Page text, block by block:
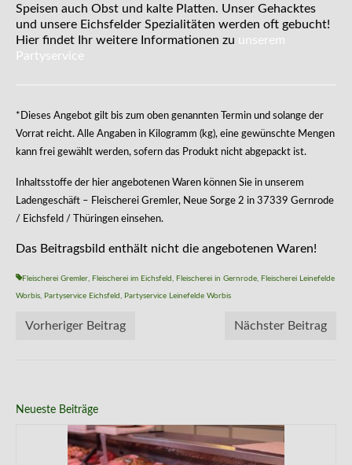
Speisen auch Obst und kalte Platten. Unser Gehacktes
und unsere Eichsfelder Spezialitäten werden oft gebucht!
Hier findet Ihr weitere Informationen zu unserem
Partyservice
*Dieses Angebot gilt bis zum oben genannten Termin und solange der
Vorrat reicht. Alle Angaben in Kilogramm (kg), eine gewünschte Mengen
kann frei gewählt werden, sofern das Produkt nicht abgepackt ist.
Inhaltsstoffe der hier angebotenen Waren können Sie in unserem
Ladengeschäft – Fleischerei Gremler, Neue Sorge 2 in 37339 Gernrode
/ Eichsfeld / Thüringen einsehen.
Das Beitragsbild enthält nicht die angebotenen Waren!
Fleischerei Gremler Fleischerei im Eichsfeld Fleischerei in Gernrode Fleischerei Leinefelde
Worbis Partyservice Eichsfeld Partyservice Leinefelde Worbis
Vorheriger Beitrag Nächster Beitrag
Neueste Beiträge